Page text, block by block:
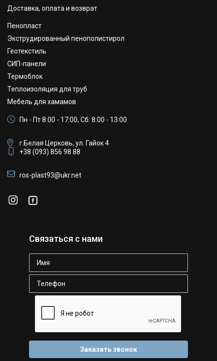
Доставка, оплата и возврат
Пенопласт
Экструдированный пенополистирол
Геотекстиль
СИП-панели
Термоблок
Теплоизоляция для труб
Мебель для хамамов
Пн - Пт 8:00 - 17:00, Сб: 8:00 - 13:00
г.Белая Церковь, ул. Гайок 4
+38 (093) 856 98 88
ros-plast93@ukr.net
Связаться с нами